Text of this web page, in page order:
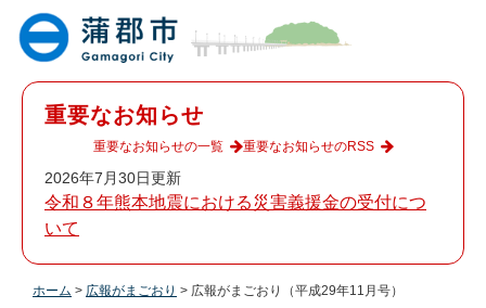
重要なお知らせ
2026年7月30日更新
令和８年熊本地震における災害義援金の受付につ
いて
重要なお知らせの一覧 重要なお知らせのRSS
ホーム > 広報がまごおり > 広報がまごおり（平成29年11月号）